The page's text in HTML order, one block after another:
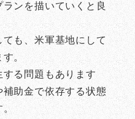
ンを描いていくと良
も、米軍基地にして
。
る問題もあります
助金で依存する状態